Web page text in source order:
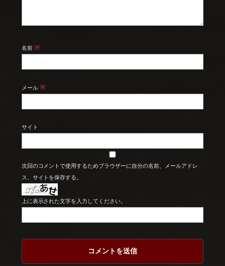
名前 ※
メール ※
サイト
次回のコメントで使用するためブラウザーに自分の名前、メールアドレ
ス、サイトを保存する。
上に表示された文字を入力してください。